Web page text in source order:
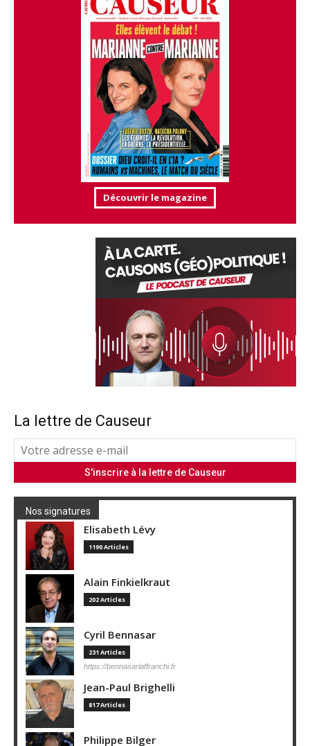
Découvrir le magazine
La lettre de Causeur
Nos signatures
Elisabeth Lévy
1190 Articles
Alain Finkielkraut
202 Articles
Cyril Bennasar
231 Articles
https://bennasarlaffranchi.fr
Jean-Paul Brighelli
817 Articles
Philippe Bilger